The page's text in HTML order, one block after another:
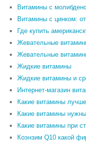
Витамины с
Витамины с цинком:
Где купить
Жевательные
Жевательные
Жидкие витамины
Жидкие витамины и
Интернет-магазин
Какие витамины
Какие витамины
Какие витамины при
Коэнзим Q10 какой